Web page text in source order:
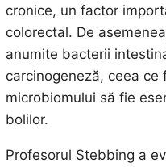
cronice, un factor
colorectal. De
anumite bacterii
carcinogeneză, ceea ce
microbiomului să fie
bolilor.
Profesorul Stebbing a